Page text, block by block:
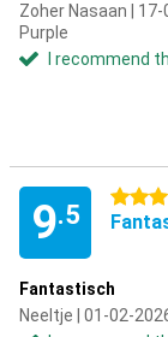
Zoher Nasaan |
Purple
I recommend
9.5
5 stars
Fantastisch
Neeltje | 01-02-